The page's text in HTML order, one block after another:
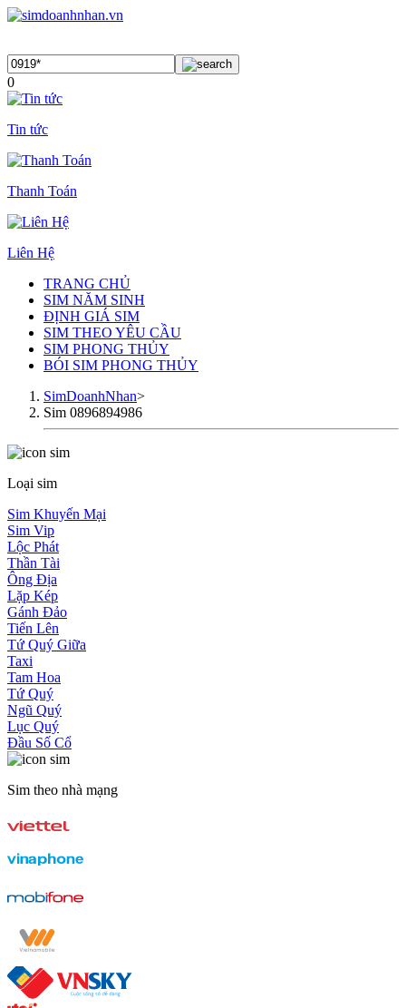
0
Tin tức
Thanh Toán
Liên Hệ
TRANG CHỦ
SIM NĂM SINH
ĐỊNH GIÁ SIM
SIM THEO YÊU CẦU
SIM PHONG THỦY
BÓI SIM PHONG THỦY
SimDoanhNhan>
Sim 0896894986
Loại sim
Sim Khuyến Mại
Sim Vip
Lộc Phát
Thần Tài
Ông Địa
Lặp Kép
Gánh Đảo
Tiến Lên
Tứ Quý Giữa
Taxi
Tam Hoa
Tứ Quý
Ngũ Quý
Lục Quý
Đầu Số Cổ
Sim theo nhà mạng